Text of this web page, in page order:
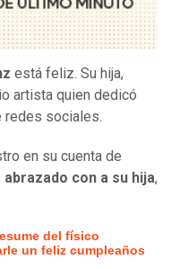
está feliz. Su hija,
artista quien dedicó
redes sociales.
en su cuenta de
con a su hija,
del físico
un feliz cumpleaños